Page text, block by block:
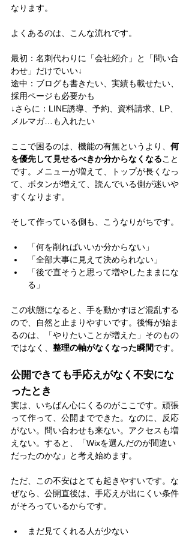
なります。
よくあるのは、こんな流れです。
最初：名刺代わりに「会社紹介」と「問い合
わせ」だけでいい↓
途中：ブログも書きたい、実績も載せたい、
採用ページも必要かも
↓さらに：LINE誘導、予約、資料請求、LP、
メルマガ…も入れたい
ここで困るのは、機能の有無というより、 何
を優先して見せるべきか分からなくなること
です。メニューが増えて、トップが長くなっ
て、ボタンが増えて、読んでいる側が迷いや
すくなります。
そして作っている側も、こうなりがちです。
「何を削ればいいか分からない」
「全部大事に見えて決められない」
「後で直そうと思って増やしたままにな
る」
この状態になると、手を動かすほど混乱する
ので、自然と止まりやすいです。後悔が始ま
るのは、「やりたいことが増えた」そのもの
ではなく、 整理の軸がなくなった瞬間です。
公開できても手応えがなく不安にな
ったとき
実は、いちばん心にくるのがここです。頑張
って作って、公開までできた。なのに、反応
がない。問い合わせも来ない。アクセスも増
えない。すると、「Wixを選んだのが間違い
だったのかな」と考え始めます。
ただ、この不安はとても起きやすいです。な
ぜなら、公開直後は、手応えが出にくい条件
がそろっているからです。
まだ見てくれる人が少ない